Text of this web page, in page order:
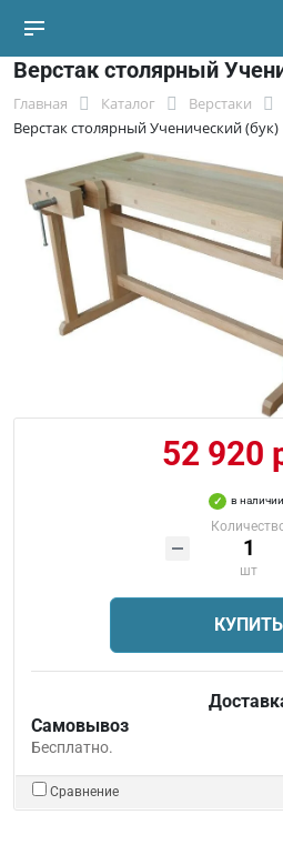
Верстак столярный
Главная Каталог Верстаки
Верстак столярный Ученический (бук)
52 920
в наличии
шт
КУПИТЬ
Самовывоз
Бесплатно.
Сравнение